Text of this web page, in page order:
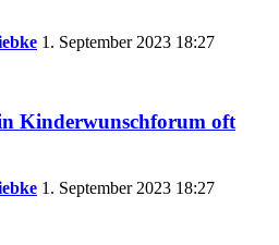
1. September 2023 18:27
Kinderwunschforum oft
1. September 2023 18:27